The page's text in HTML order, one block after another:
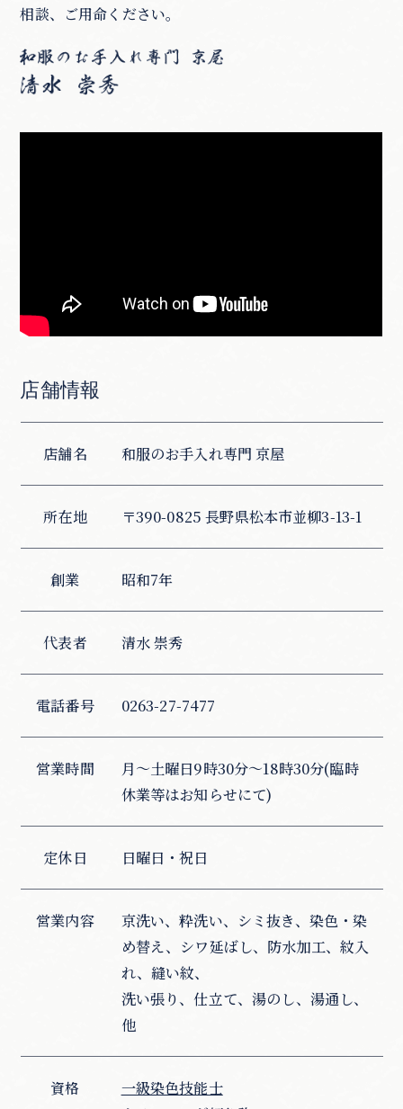
相談、ご用命ください。
店舗情報
店舗名 和服のお手入れ専門 京屋
所在地 〒390-0825 長野県松本市並柳3-13-1
創業 昭和7年
代表者 清水 崇秀
電話番号 0263-27-7477
営業時間
月～土曜日9時30分～18時30分(臨時
休業等はお知らせにて)
定休日 日曜日・祝日
営業内容
京洗い、粋洗い、シミ抜き、染色・染
め替え、シワ延ばし、防水加工、紋入
れ、縫い紋、
洗い張り、仕立て、湯のし、湯通し、
他
資格
一級染色技能士